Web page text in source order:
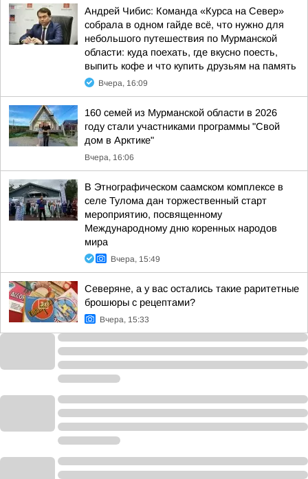
Андрей Чибис: Команда «Курса на Север»
собрала в одном гайде всё, что нужно для
небольшого путешествия по Мурманской
области: куда поехать, где вкусно поесть,
выпить кофе и что купить друзьям на память
Вчера, 16:09
160 семей из Мурманской области в 2026
году стали участниками программы "Свой
дом в Арктике"
Вчера, 16:06
В Этнографическом саамском комплексе в
селе Тулома дан торжественный старт
мероприятию, посвященному
Международному дню коренных народов
мира
Вчера, 15:49
Северяне, а у вас остались такие раритетные
брошюры с рецептами?
Вчера, 15:33